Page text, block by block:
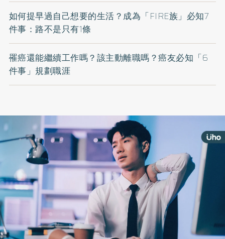
如何提早過自己想要的生活？成為「FIRE族」必知7
件事：路不是只有1條
罹癌還能繼續工作嗎？該主動離職嗎？癌友必知「6
件事」規劃職涯